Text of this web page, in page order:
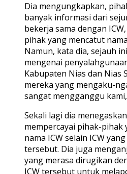
Dia mengungkapkan,
banyak informasi dari
bekerja sama dengan
pihak yang mencatut
Namun, kata dia, sejauh
mengenai
Kabupaten Nias dan Nias
mereka yang mengaku-
sangat mengganggu
Sekali lagi dia
mempercayai pihak-pihak
nama ICW selain ICW
tersebut. Dia juga
yang merasa dirugikan
ICW tersebut untuk